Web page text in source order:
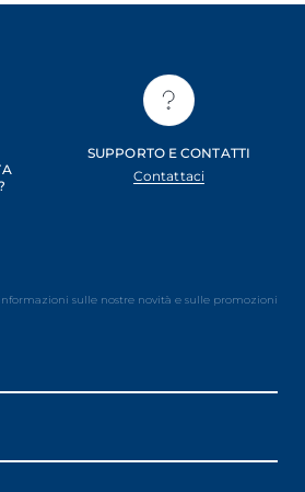
SUPPORTO E CONTATTI
Contattaci
sulle nostre novità e sulle promozioni